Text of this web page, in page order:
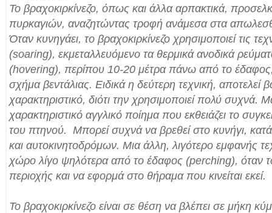
Το βραχοκιρκίνεζο, όπως και άλλα αρπακτικά,
πυρκαγιών, αναζητώντας τροφή ανάμεσα στα
Όταν κυνηγάει, το βραχοκιρκίνεζο χρησιμοποιεί τις
(soaring), εκμεταλλευόμενο τα θερμικά ανοδικά
(hovering), περίπου 10-20 μέτρα πάνω από το
σχήμα βεντάλιας. Ειδικά η δεύτερη τεχνική, αποτελεί
χαρακτηριστικό, διότι την χρησιμοποιεί πολύ συχνά.
χαρακτηριστικό αγγλικό ποίημα που εκθειάζει το
του πτηνού. Μπορεί συχνά να βρεθεί στο κυνήγι,
και αυτοκινητοδρόμων. Μια άλλη, λιγότερο εμφανής
χώρο λίγο ψηλότερα από το έδαφος (perching), όταν
περιοχής και να εφορμά στο θήραμα που κινείται εκεί.
Το βραχοκιρκίνεζο είναι σε θέση να βλέπει σε μήκη